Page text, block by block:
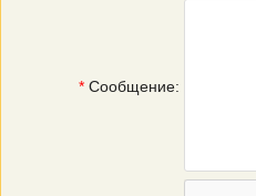
* Сообщение: